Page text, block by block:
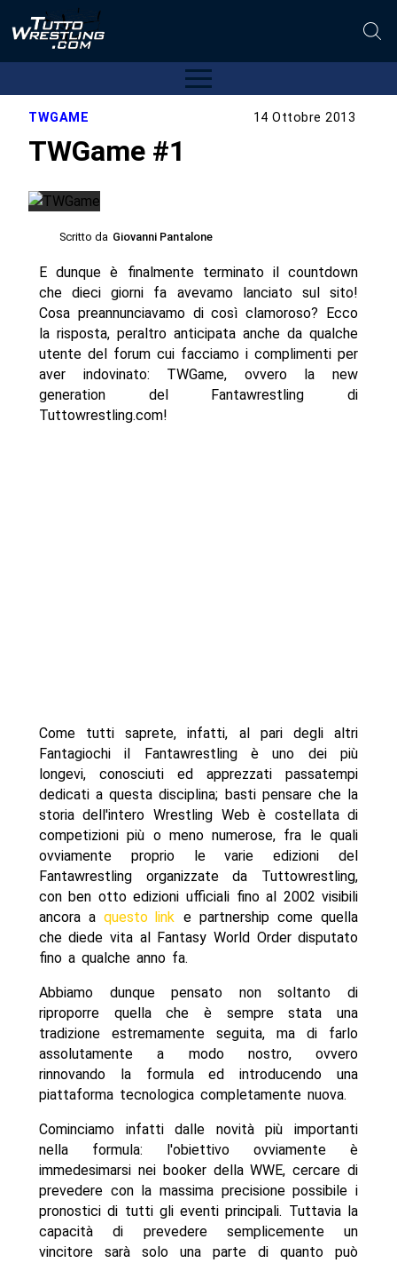
TWGAME 14 Ottobre 2013
TWGame #1
Scritto da Giovanni Pantalone
E dunque è finalmente terminato il countdown
che dieci giorni fa avevamo lanciato sul sito!
Cosa preannunciavamo di così clamoroso? Ecco
la risposta, peraltro anticipata anche da qualche
utente del forum cui facciamo i complimenti per
aver indovinato: TWGame, ovvero la new
generation del Fantawrestling di
Tuttowrestling.com!
Come tutti saprete, infatti, al pari degli altri
Fantagiochi il Fantawrestling è uno dei più
longevi, conosciuti ed apprezzati passatempi
dedicati a questa disciplina; basti pensare che la
storia dell'intero Wrestling Web è costellata di
competizioni più o meno numerose, fra le quali
ovviamente proprio le varie edizioni del
Fantawrestling organizzate da Tuttowrestling,
con ben otto edizioni ufficiali fino al 2002 visibili
ancora aquesto link e partnership come quella
che diede vita al Fantasy World Order disputato
fino a qualche anno fa.
Abbiamo dunque pensato non soltanto di
riproporre quella che è sempre stata una
tradizione estremamente seguita, ma di farlo
assolutamente a modo nostro, ovvero
rinnovando la formula ed introducendo una
piattaforma tecnologica completamente nuova.
Cominciamo infatti dalle novità più importanti
nella formula: l'obiettivo ovviamente è
immedesimarsi nei booker della WWE, cercare di
prevedere con la massima precisione possibile i
pronostici di tutti gli eventi principali. Tuttavia la
capacità di prevedere semplicemente un
vincitore sarà solo una parte di quanto può